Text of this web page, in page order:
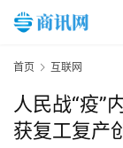
首页 互联网
人民战“疫”
获复工复产